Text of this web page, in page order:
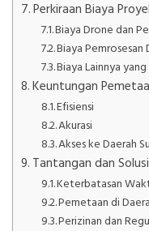
Perkiraan Biaya
Biaya Drone dan
Biaya Pemrosesan
Biaya Lainnya
Keuntungan
Efisiensi
Akurasi
Akses ke Daerah
Tantangan dan
Keterbatasan
Pemetaan di
Perizinan dan